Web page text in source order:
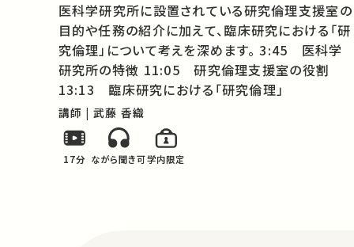
医科学研究所に設置されている研究倫理支援室の
目的や任務の紹介に加えて、臨床研究における「研
究倫理」について考えを深めます。 3:45 医科学
研究所の特徴 11:05 研究倫理支援室の役割
13:13 臨床研究における「研究倫理」
講師 | 武藤 香織
17分 ながら聞き可学内限定